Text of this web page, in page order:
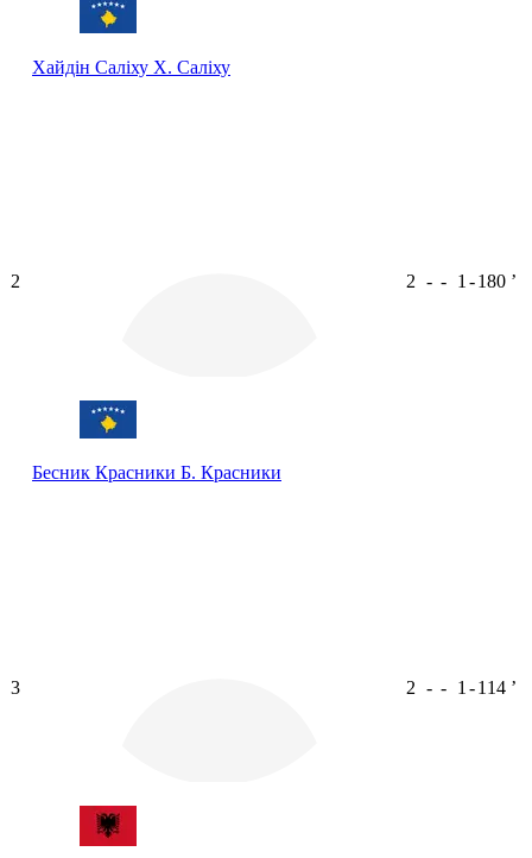
Хайдін Саліху Х. Саліху
2
Бесник Красники Б. Красники
2 - - 1 -180 ʼ
3 2 - - 1 -114 ʼ